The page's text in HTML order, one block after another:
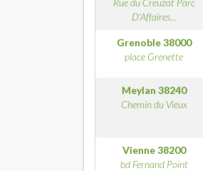
Rue du Creuzat Parc
D'Affaires...
Grenoble38000
place Grenette
Meylan 38240
Chemin du Vieux
Vienne38200
bd Fernand Point